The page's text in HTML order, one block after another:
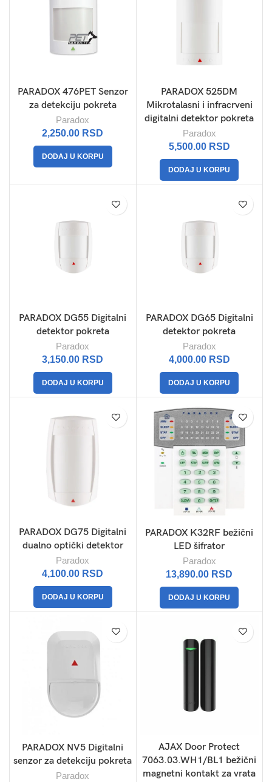
PARADOX 476PET Senzor
za detekciju pokreta
Paradox
2,250.00 RSD
DODAJ U KORPU
PARADOX 525DM
Mikrotalasni i infracrveni
digitalni detektor pokreta
Paradox
5,500.00 RSD
DODAJ U KORPU
PARADOX DG55 Digitalni
detektor pokreta
Paradox
3,150.00 RSD
DODAJ U KORPU
PARADOX DG65 Digitalni
detektor pokreta
Paradox
4,000.00 RSD
DODAJ U KORPU
PARADOX DG75 Digitalni
dualno optički detektor
Paradox
4,100.00 RSD
DODAJ U KORPU
PARADOX K32RF bežični
LED šifrator
Paradox
13,890.00 RSD
DODAJ U KORPU
PARADOX NV5 Digitalni
senzor za detekciju pokreta
Paradox
AJAX Door Protect
7063.03.WH1/BL1 bežični
magnetni kontakt za vrata